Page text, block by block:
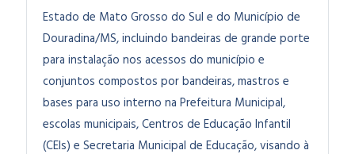
Estado de Mato Grosso do Sul e do Município de
Douradina/MS, incluindo bandeiras de grande porte
para instalação nos acessos do município e
conjuntos compostos por bandeiras, mastros e
bases para uso interno na Prefeitura Municipal,
escolas municipais, Centros de Educação Infantil
(CEIs) e Secretaria Municipal de Educação, visando à